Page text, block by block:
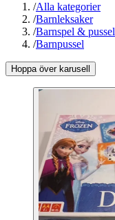
/Alla kategorier
/Barnleksaker
/Barnspel & pussel
/Barnpussel
Hoppa över karusell